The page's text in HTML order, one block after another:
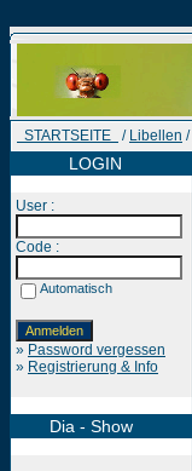
STARTSEITE / Libellen /
LOGIN
User :
Code :
Automatisch
» Password vergessen
» Registrierung & Info
Dia - Show